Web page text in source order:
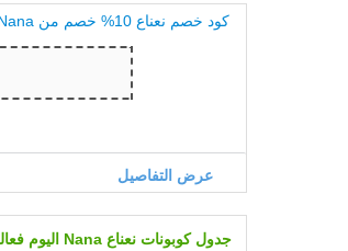
كود خصم نعناع 10% خصم من Nana لأقوي عروض 2026
عرض التفاصيل
جدول كوبونات نعناع Nana اليوم فعاله لكافه المنتجات